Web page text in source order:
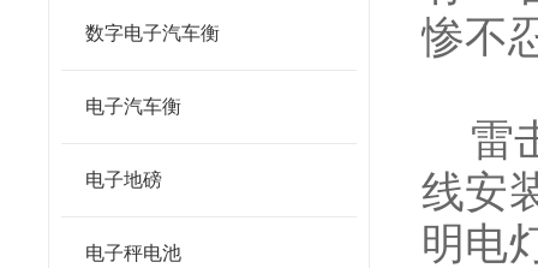
数字电子汽车衡
电子汽车衡
电子地磅
电子秤电池
惨不
雷
线安
明电